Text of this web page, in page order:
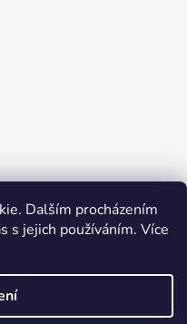
Dalším procházením
s jejich používáním. Více